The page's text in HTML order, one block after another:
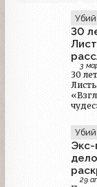
30
3
30
Экс-
29